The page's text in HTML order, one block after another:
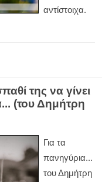
αντίστοιχα.
της να γίνει
(του Δημήτρη
Για τα
πανηγύρια...
του Δημήτρη